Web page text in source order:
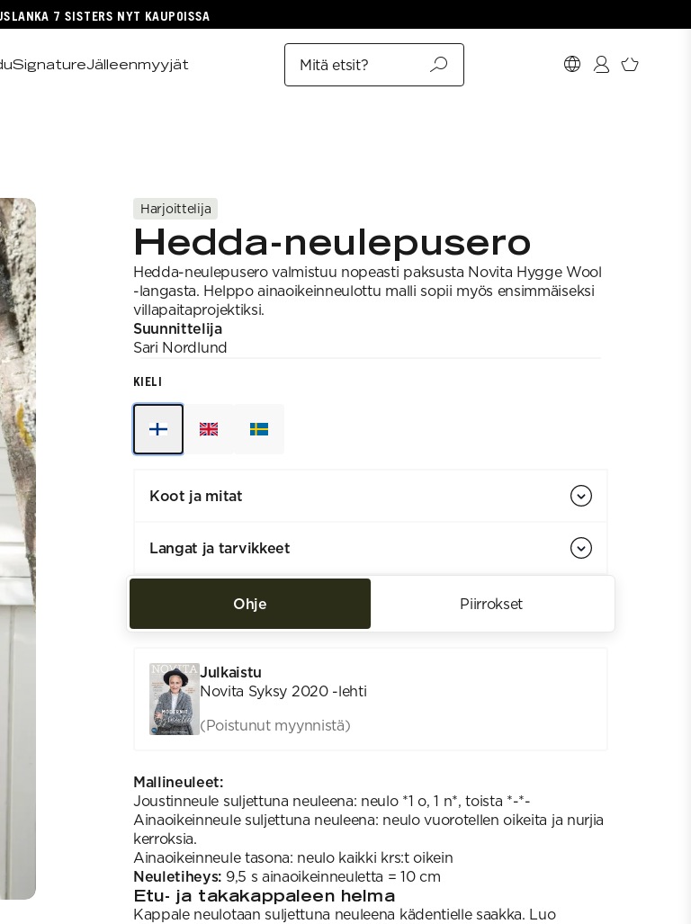
7 SISTERS NYT KAUPOISSA
SignatureJälleenmyyjät Mitä etsit?
Harjoittelija
Hedda-neulepusero
Hedda-neulepusero valmistuu nopeasti paksusta Novita Hygge Wool
-langasta. Helppo ainaoikeinneulottu malli sopii myös ensimmäiseksi
villapaitaprojektiksi.
Suunnittelija
Sari Nordlund
KIELI
Koot ja mitat
Langat ja tarvikkeet
Ohje Piirrokset
Julkaistu
Novita Syksy 2020 -lehti
(Poistunut myynnistä)
Mallineuleet:
Joustinneule suljettuna neuleena: neulo *1 o, 1 n*, toista *-*-
Ainaoikeinneule suljettuna neuleena: neulo vuorotellen oikeita ja nurjia
kerroksia.
Ainaoikeinneule tasona: neulo kaikki krs:t oikein
Neuletiheys: 9,5 s ainaoikeinneuletta = 10 cm
Etu- ja takakappaleen helma
Kappale neulotaan suljettuna neuleena kädentielle saakka. Luo